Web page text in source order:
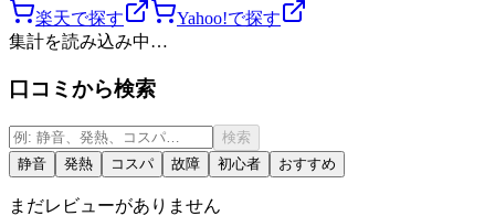
楽天で探す
Yahoo!で探す
集計を読み込み中…
口コミから検索
検索
静音
発熱 コスパ 故障 初心者 おすすめ
まだレビューがありません